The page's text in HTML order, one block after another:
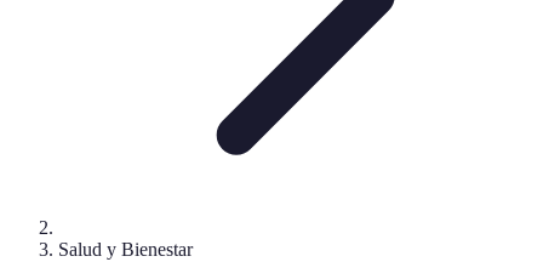
Salud y Bienestar